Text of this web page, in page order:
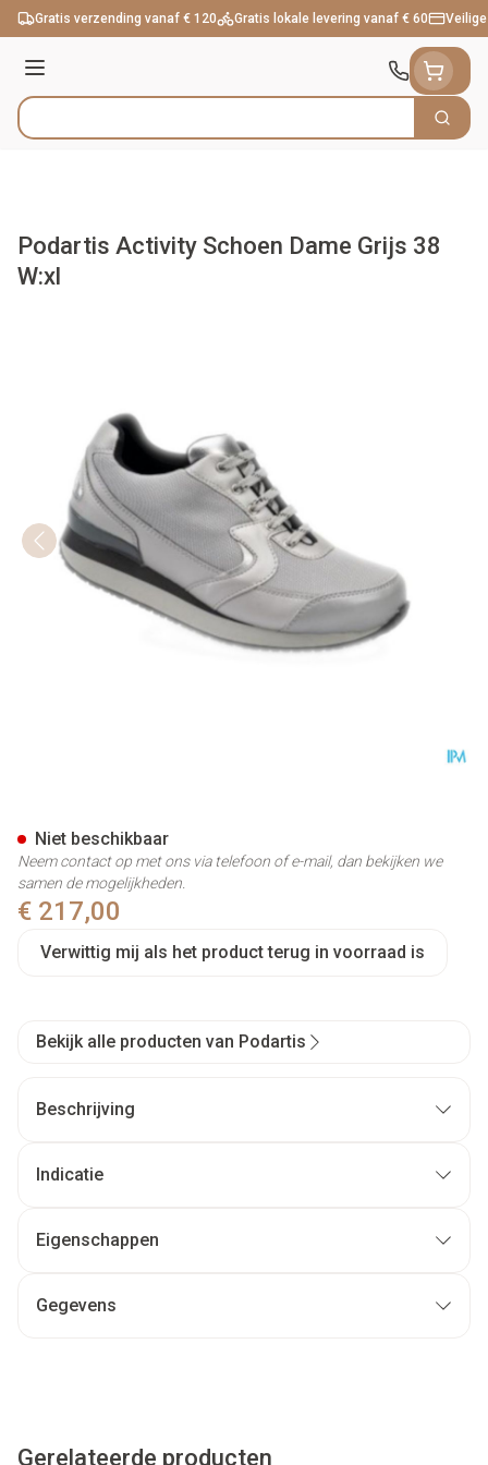
Ga naar de inhoud
Gratis verzending vanaf € 120 Gratis lokale levering vanaf € 60
Menu
Product, merk, categorie... Zoek
Podartis Activity Schoen Dame Grijs 38
W:xl
€ 217,00
Verwittig mij als het product terug in voorraad is
Niet beschikbaar
Neem contact op met ons via telefoon of e-mail, dan bekijken we
samen de mogelijkheden.
Bekijk alle producten van Podartis
Beschrijving
Indicatie
Eigenschappen
Gegevens
Gerelateerde producten